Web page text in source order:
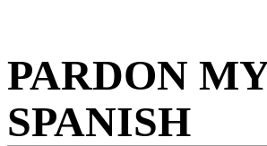
PARDON
SPANISH